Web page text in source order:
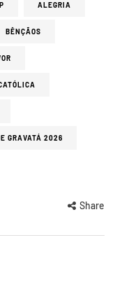
ALEGRIA
BÊNÇÃOS
GRAVATÁ 2026
Share